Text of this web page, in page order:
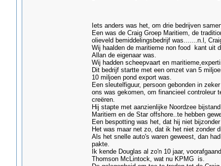
Iets anders was het, om drie bedrijven
Een was de Craig Groep Maritiem, de
olieveld bemiddelingsbedrijf was.......n.l,
Wij haalden de maritieme non food kant uit
Allan de eigenaar was.
Wij hadden scheepvaart en
Dit bedrijf startte met een omzet van 5
10 miljoen pond export was.
Een sleutelfiguur, persoon gebonden in
ons was gekomen, om financieel controleur
creëren.
Hij stapte met aanzienlijke Noordzee
Maritiem en de Star offshore..te hebben
Een bespotting was het, dat hij niet
Het was maar net zo, dat ik het niet zonder
Als het snelle auto's waren geweest, dan
pakte.
Ik kende Douglas al zo'n 10 jaar,
Thomson McLintock, wat nu KPMG is.